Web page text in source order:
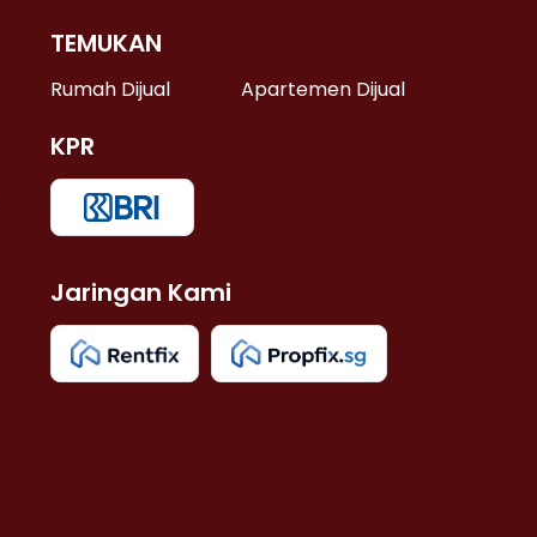
TEMUKAN
Rumah Dijual Apartemen Dijual
KPR
Jaringan Kami